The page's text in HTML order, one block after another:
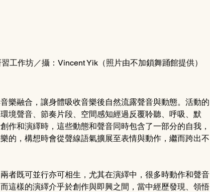
工作坊／攝：Vincent Yik（照片由不加鎖舞踊館提供）
樂融合，讓身體吸收音樂後自然流露聲音與動態。活動的
境聲音、節奏片段、空間感知經過反覆聆聽、呼吸、默
作和演繹時，這些動態和聲音同時包含了一部分的自我，
的，構想時會從聲線語氣擴展至表情與動作，繼而跨出不
者既可並行亦可相生，尤其在演繹中，很多時動作和聲音
這樣的演繹介乎於創作與即興之間，當中經歷發現、領悟